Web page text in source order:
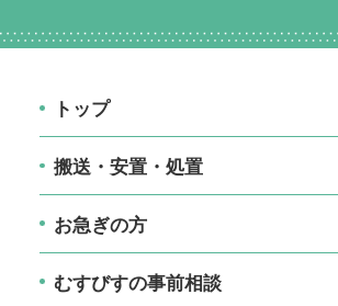
トップ
搬送・安置・処置
お急ぎの方
むすびすの事前相談